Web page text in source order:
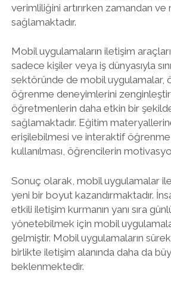
verimliliğini artırırken zamandan
sağlamaktadır.
Mobil uygulamaların iletişim
sadece kişiler veya iş dünyasıyla
sektöründe de mobil uygulamalar,
öğrenme deneyimlerini
öğretmenlerin daha etkin bir
sağlamaktadır. Eğitim
erişilebilmesi ve interaktif öğrenme
kullanılması, öğrencilerin
Sonuç olarak, mobil uygulamalar
yeni bir boyut kazandırmaktadır.
etkili iletişim kurmanın yanı sıra
yönetebilmek için mobil
gelmiştir. Mobil uygulamaların
birlikte iletişim alanında daha da
beklenmektedir.